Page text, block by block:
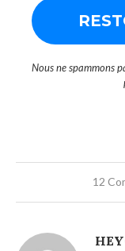
Nous ne spammons
12